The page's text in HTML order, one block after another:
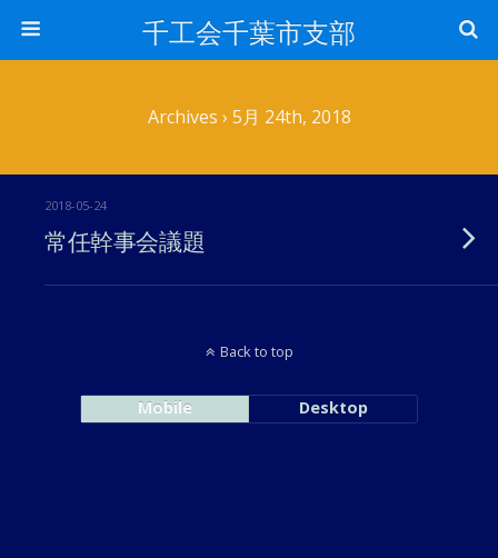
千工会千葉市支部
Archives › 5月 24th, 2018
2018-05-24
常任幹事会議題
Back to top
Mobile Desktop